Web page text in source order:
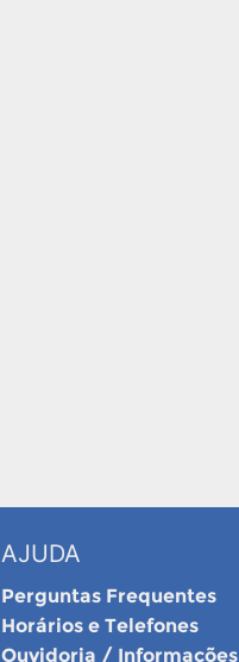
AJUDA
Perguntas Frequentes
Horários e Telefones
Ouvidoria / Informações